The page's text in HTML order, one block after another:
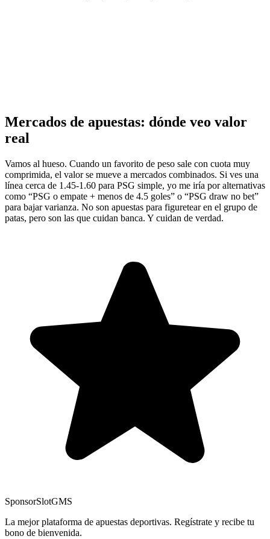
Mercados de apuestas: dónde veo valor
real
Vamos al hueso. Cuando un favorito de peso sale con cuota muy
comprimida, el valor se mueve a mercados combinados. Si ves una
línea cerca de 1.45-1.60 para PSG simple, yo me iría por alternativas
como “PSG o empate + menos de 4.5 goles” o “PSG draw no bet”
para bajar varianza. No son apuestas para figuretear en el grupo de
patas, pero son las que cuidan banca. Y cuidan de verdad.
SponsorSlotGMS
La mejor plataforma de apuestas deportivas. Regístrate y recibe tu
bono de bienvenida.